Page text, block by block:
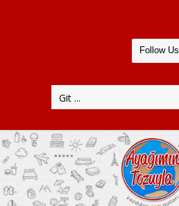
Follow Us
Git ...